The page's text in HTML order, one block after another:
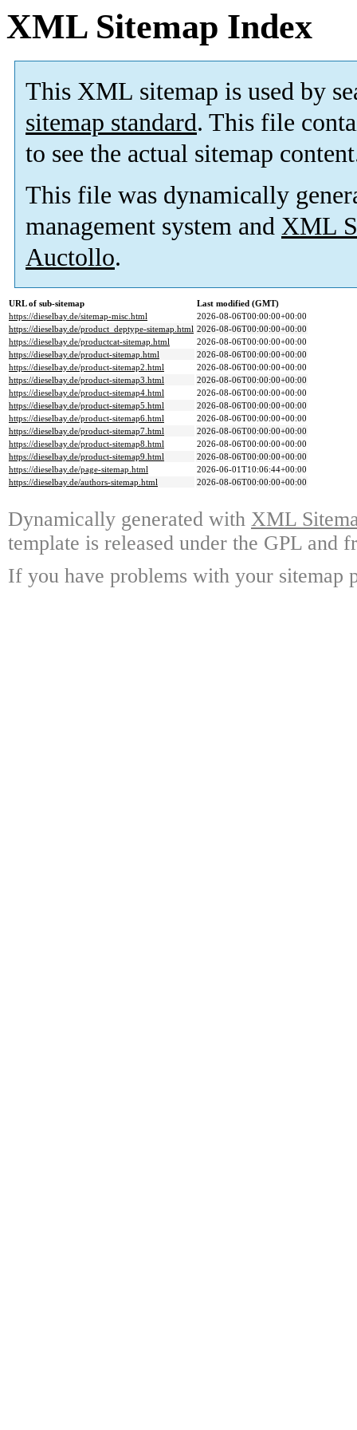
XML Sitemap Index
This XML sitemap is used by
sitemap standard. This file
to see the actual sitemap
This file was dynamically
management system and XML
Auctollo.
URL of sub-sitemap
Last modified (GMT)
https://dieselbay.de/sitemap-misc.html
2026-08-06T00:00:00+00:00
https://dieselbay.de/product_deptype-sitemap.html 2026-08-06T00:00:00+00:00
https://dieselbay.de/productcat-sitemap.html
2026-08-06T00:00:00+00:00
https://dieselbay.de/product-sitemap.html
2026-08-06T00:00:00+00:00
https://dieselbay.de/product-sitemap2.html
2026-08-06T00:00:00+00:00
https://dieselbay.de/product-sitemap3.html
2026-08-06T00:00:00+00:00
https://dieselbay.de/product-sitemap4.html
2026-08-06T00:00:00+00:00
https://dieselbay.de/product-sitemap5.html
2026-08-06T00:00:00+00:00
https://dieselbay.de/product-sitemap6.html
2026-08-06T00:00:00+00:00
https://dieselbay.de/product-sitemap7.html
2026-08-06T00:00:00+00:00
https://dieselbay.de/product-sitemap8.html
2026-08-06T00:00:00+00:00
https://dieselbay.de/product-sitemap9.html
2026-08-06T00:00:00+00:00
https://dieselbay.de/page-sitemap.html
2026-06-01T10:06:44+00:00
https://dieselbay.de/authors-sitemap.html
2026-08-06T00:00:00+00:00
Dynamically generated with XML
template is released under the GPL and
If you have problems with your sitemap